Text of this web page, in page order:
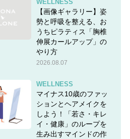
WELLNESS
【画像ギャラリー】姿
勢と呼吸を整える、お
うちピラティス「胸椎
伸展カールアップ」の
やり方
2026.08.07
WELLNESS
マイナス10歳のファッ
ションとヘアメイクを
しよう！「若さ・キレ
イ・健康」のループを
生み出すマインドの作